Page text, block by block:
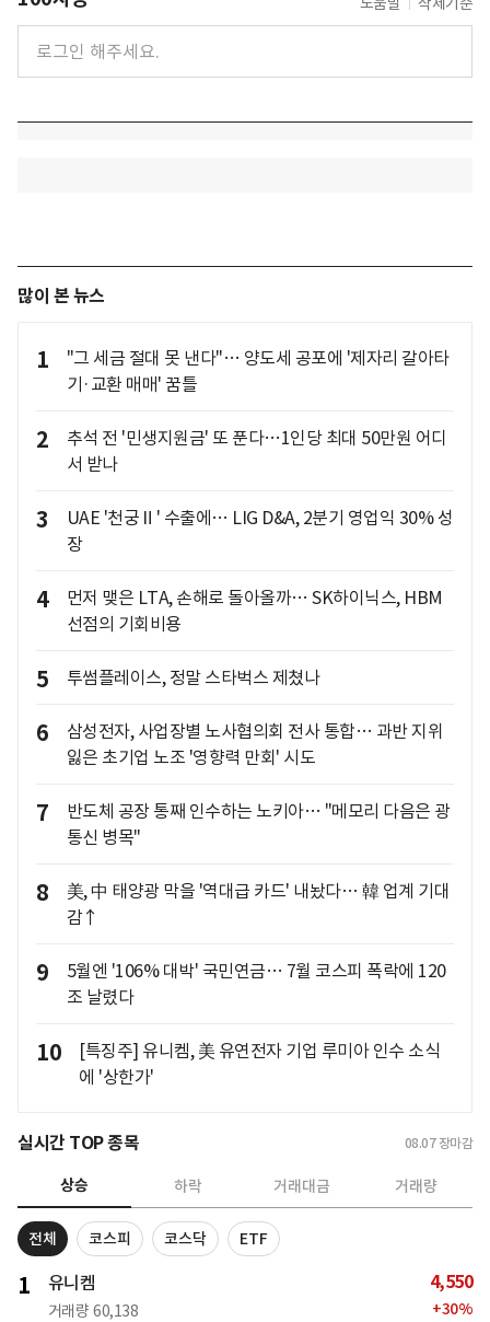
많이 본 뉴스
1
"그 세금 절대 못 낸다"… 양도세 공포에 '제자리 갈아타
기·교환 매매' 꿈틀
2
추석 전 '민생지원금' 또 푼다…1인당 최대 50만원 어디
서 받나
3
UAE '천궁Ⅱ' 수출에… LIG D&A, 2분기 영업익 30% 성
장
4
먼저 맺은 LTA, 손해로 돌아올까… SK하이닉스, HBM
선점의 기회비용
5 투썸플레이스, 정말 스타벅스 제쳤나
6
삼성전자, 사업장별 노사협의회 전사 통합… 과반 지위
잃은 초기업 노조 '영향력 만회' 시도
7
반도체 공장 통째 인수하는 노키아… "메모리 다음은 광
통신 병목"
8
美, 中 태양광 막을 '역대급 카드' 내놨다… 韓 업계 기대
감↑
9
5월엔 '106% 대박' 국민연금… 7월 코스피 폭락에 120
조 날렸다
10
[특징주] 유니켐, 美 유연전자 기업 루미아 인수 소식
에 '상한가'
실시간 TOP 종목 08.07 장마감
상승 하락 거래대금 거래량
전체 코스피 코스닥 ETF
1 유니켐
거래량 60,138
4,550
+30%